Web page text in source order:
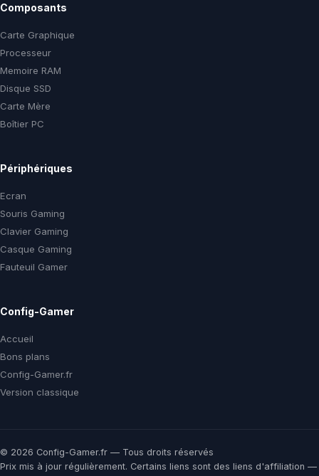
Composants
Carte Graphique
Processeur
Memoire RAM
Disque SSD
Carte Mère
Boîtier PC
Périphériques
Ecran
Souris Gaming
Clavier Gaming
Casque Gaming
Fauteuil Gamer
Config-Gamer
Accueil
Bons plans
Config-Gamer.fr
Version classique
© 2026 Config-Gamer.fr — Tous droits réservés
Prix mis à jour régulièrement. Certains liens sont des liens d'affiliation —